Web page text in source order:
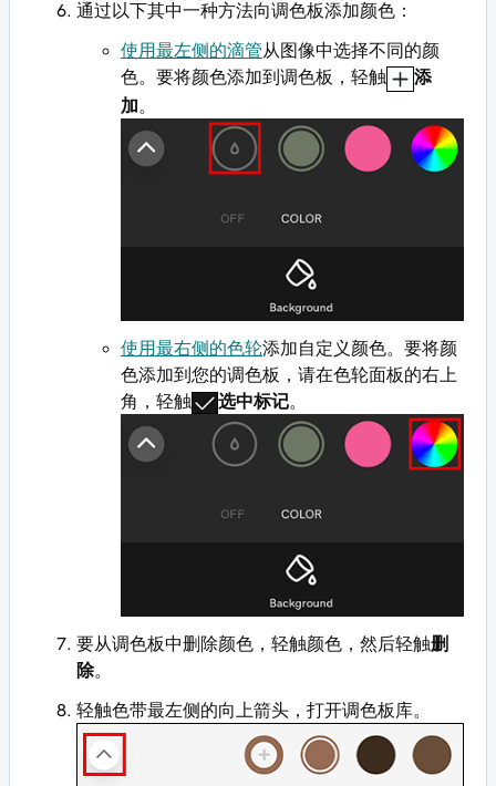
通过以下其中一种方法向调色板添加颜色：
使用最左侧的滴管 从图像中选择不同的颜
色。要将颜色添加到调色板，轻触
添
加
使用最右侧的色轮添加自定义颜色。要将颜
色添加到您的调色板，请在色轮面板的右上
角，轻触
选中标记。
要从调色板中删除颜色，轻触颜色，然后轻触删
除。
轻触色带最左侧的向上箭头，打开调色板库。